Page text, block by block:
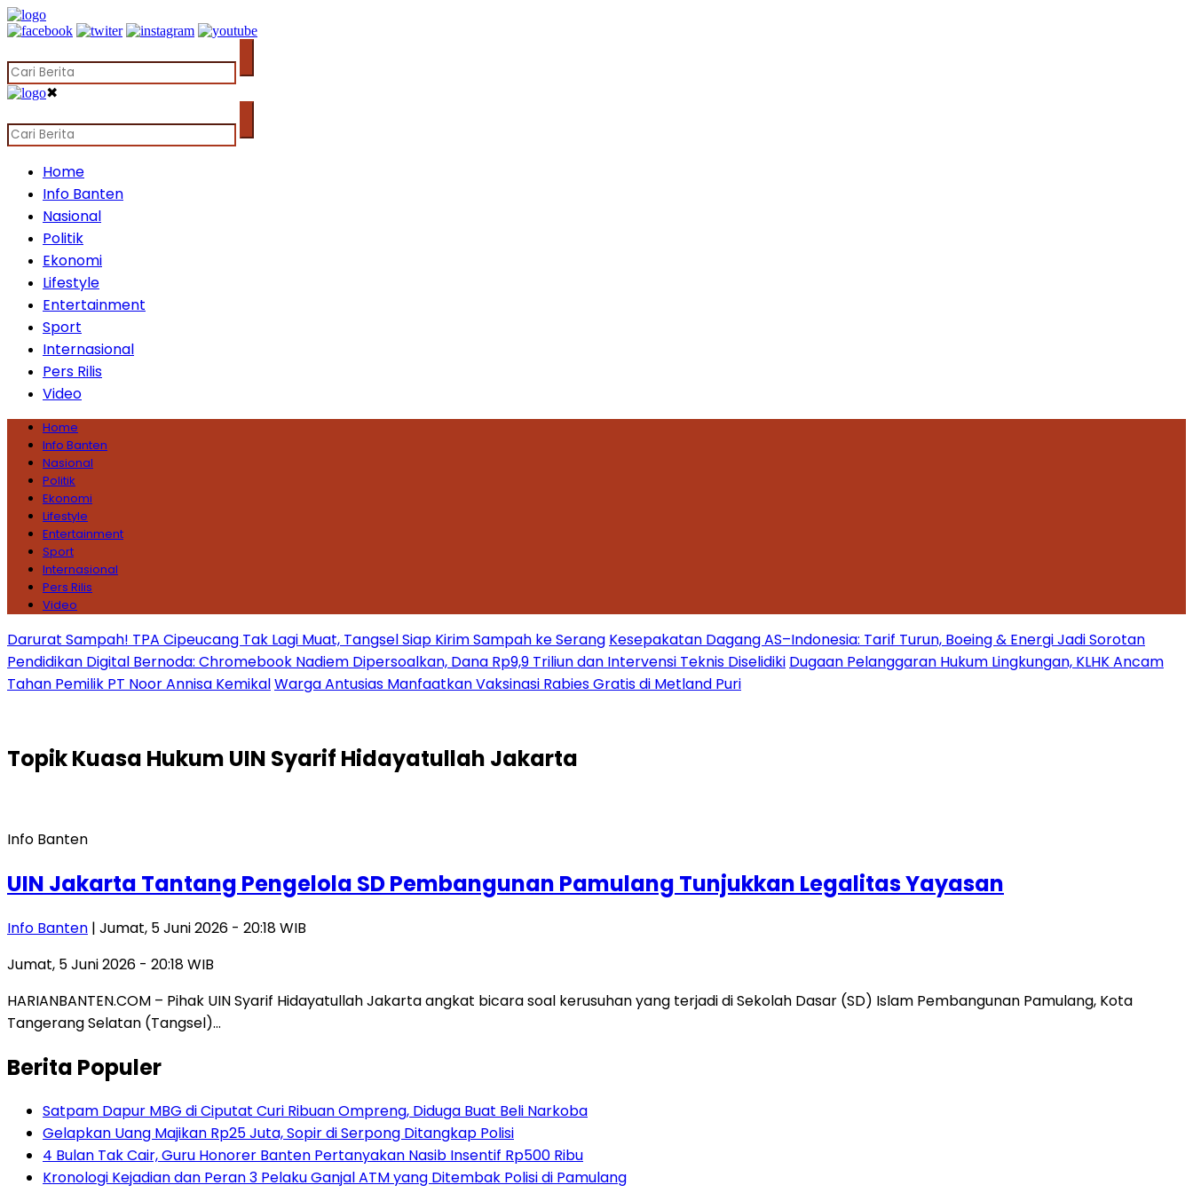
✖
Home
Info Banten
Nasional
Politik
Ekonomi
Lifestyle
Entertainment
Sport
Internasional
Pers Rilis
Video
Home
Info Banten
Nasional
Politik
Ekonomi
Lifestyle
Entertainment
Sport
Internasional
Pers Rilis
Video
Darurat Sampah! TPA Cipeucang Tak Lagi Muat, Tangsel Siap Kirim Sampah ke Serang Kesepakatan Dagang AS–Indonesia: Tarif Turun, Boeing & Energi Jadi Sorotan
Pendidikan Digital Bernoda: Chromebook Nadiem Dipersoalkan, Dana Rp9,9 Triliun dan Intervensi Teknis Diselidiki Dugaan Pelanggaran Hukum Lingkungan, KLHK Ancam
Tahan Pemilik PT Noor Annisa KemikalWarga Antusias Manfaatkan Vaksinasi Rabies Gratis di Metland Puri
TopikKuasa Hukum UIN Syarif Hidayatullah Jakarta
Info Banten
UIN Jakarta Tantang Pengelola SD Pembangunan Pamulang Tunjukkan Legalitas Yayasan
Info Banten | Jumat, 5 Juni 2026 - 20:18 WIB
Jumat, 5 Juni 2026 - 20:18 WIB
HARIANBANTEN.COM – Pihak UIN Syarif Hidayatullah Jakarta angkat bicara soal kerusuhan yang terjadi di Sekolah Dasar (SD) Islam Pembangunan Pamulang, Kota
Tangerang Selatan (Tangsel)…
Berita Populer
Satpam Dapur MBG di Ciputat Curi Ribuan Ompreng, Diduga Buat Beli Narkoba
Gelapkan Uang Majikan Rp25 Juta, Sopir di Serpong Ditangkap Polisi
4 Bulan Tak Cair, Guru Honorer Banten Pertanyakan Nasib Insentif Rp500 Ribu
Kronologi Kejadian dan Peran 3 Pelaku Ganjal ATM yang Ditembak Polisi di Pamulang